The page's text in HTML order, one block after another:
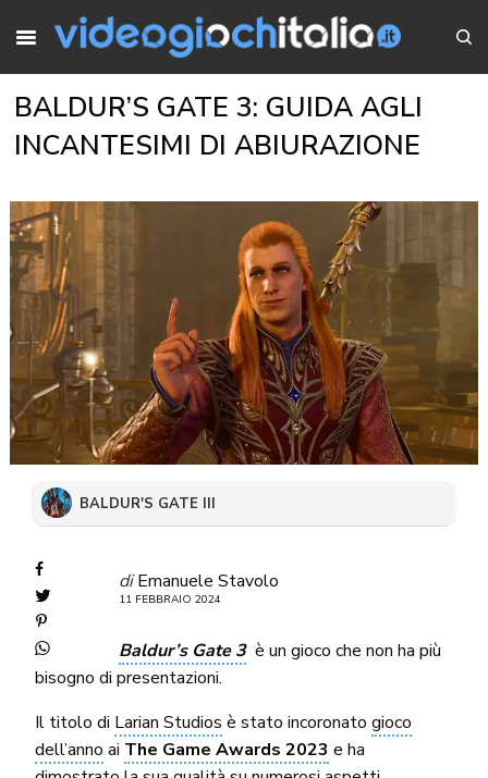
BALDUR’S GATE 3: GUIDA AGLI
INCANTESIMI DI ABIURAZIONE
BALDUR'S GATE III
di Emanuele Stavolo
11 FEBBRAIO 2024
Baldur’s Gate 3è un gioco che non ha più
bisogno di presentazioni.
Il titolo di Larian Studios è stato incoronatogioco
dell’anno ai The Game Awards 2023 e ha